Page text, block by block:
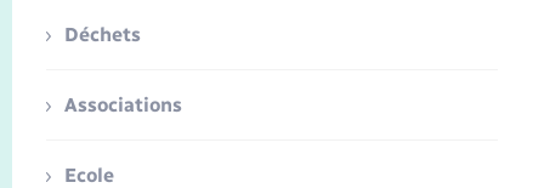
Déchets
Associations
Ecole